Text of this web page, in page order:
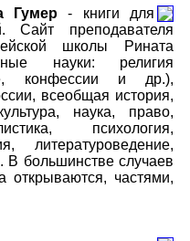
Гумер- книги для
Сайт преподавателя
школы Рината
науки: религия
конфессии и др.),
всеобщая история,
наука, право,
психология,
литературоведение,
В большинстве случаев
открываются, частями,